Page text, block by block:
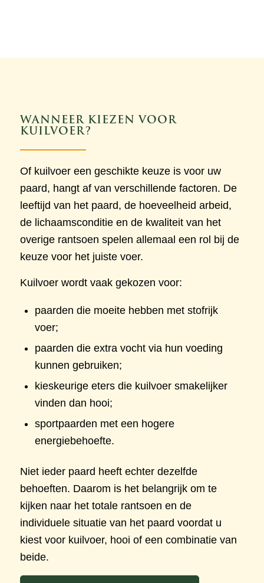
WANNEER KIEZEN VOOR
KUILVOER?
Of kuilvoer een geschikte keuze is voor uw
paard, hangt af van verschillende factoren. De
leeftijd van het paard, de hoeveelheid arbeid,
de lichaamsconditie en de kwaliteit van het
overige rantsoen spelen allemaal een rol bij de
keuze voor het juiste voer.
Kuilvoer wordt vaak gekozen voor:
paarden die moeite hebben met stofrijk
voer;
paarden die extra vocht via hun voeding
kunnen gebruiken;
kieskeurige eters die kuilvoer smakelijker
vinden dan hooi;
sportpaarden met een hogere
energiebehoefte.
Niet ieder paard heeft echter dezelfde
behoeften. Daarom is het belangrijk om te
kijken naar het totale rantsoen en de
individuele situatie van het paard voordat u
kiest voor kuilvoer, hooi of een combinatie van
beide.